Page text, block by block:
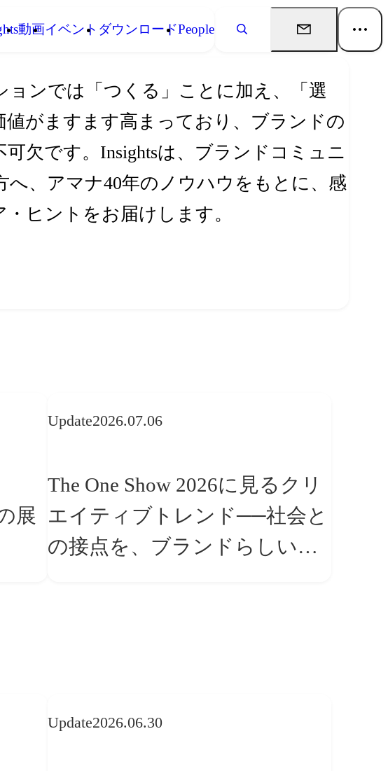
動画イベント ダウンロードPeople
ンでは「つくる」ことに加え、「選
がますます高まっており、ブランドの
欠です。Insightsは、ブランドコミュニ
、アマナ40年のノウハウをもとに、感
ヒントをお届けします。
展
Update2026.07.06
The One Show 2026に見るクリ
エイティブトレンド──社会と
の接点を、ブランドらしい
Update2026.06.30